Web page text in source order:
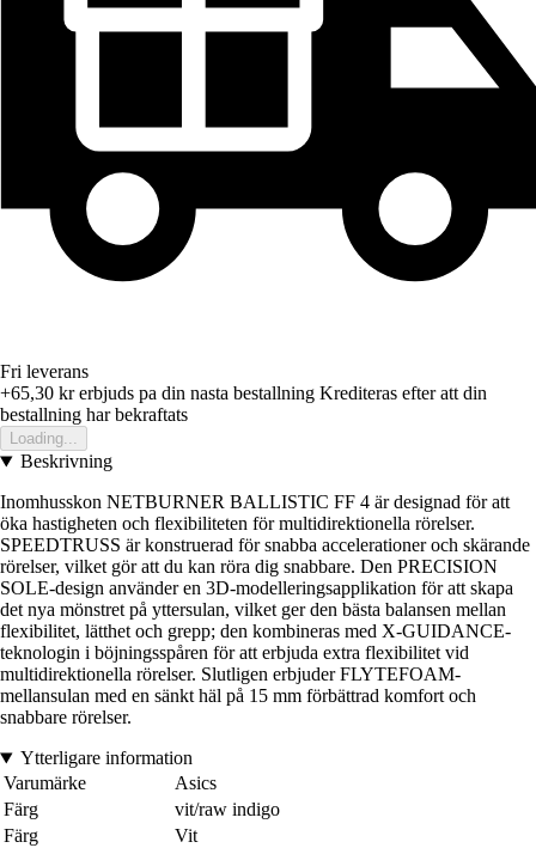
Fri leverans
+65,30 krerbjuds pa din nasta bestallning Krediteras efter att din
bestallning har bekraftats
Loading...
Beskrivning
Inomhusskon NETBURNER BALLISTIC FF 4 är designad för att
öka hastigheten och flexibiliteten för multidirektionella rörelser.
SPEEDTRUSS är konstruerad för snabba accelerationer och skärande
rörelser, vilket gör att du kan röra dig snabbare. Den PRECISION
SOLE-design använder en 3D-modelleringsapplikation för att skapa
det nya mönstret på yttersulan, vilket ger den bästa balansen mellan
flexibilitet, lätthet och grepp; den kombineras med X-GUIDANCE-
teknologin i böjningsspåren för att erbjuda extra flexibilitet vid
multidirektionella rörelser. Slutligen erbjuder FLYTEFOAM-
mellansulan med en sänkt häl på 15 mm förbättrad komfort och
snabbare rörelser.
Ytterligare information
Varumärke
Asics
Färg
vit/raw indigo
Färg
Vit